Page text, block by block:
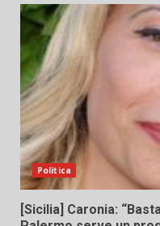
Politica
[Sicilia] Caronia: